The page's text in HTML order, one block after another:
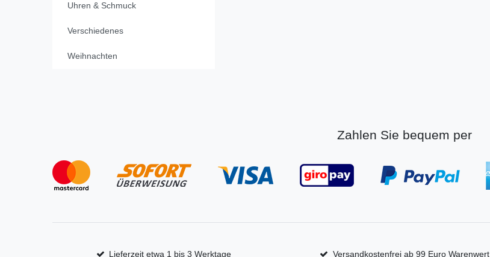
Uhren & Schmuck
Verschiedenes
Weihnachten
Zahlen Sie bequem per
Lieferzeit etwa 1 bis 3 Werktage Versandkostenfrei ab 99 Euro Warenwert